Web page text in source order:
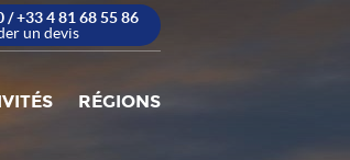
/ +33 4 81 68 55 86
un devis
RÉGIONS